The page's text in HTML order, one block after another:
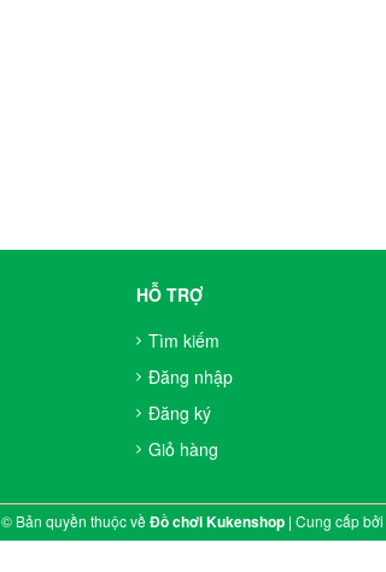
HỖ TRỢ
Tìm kiếm
Đăng nhập
Đăng ký
Giỏ hàng
© Bản quyền thuộc vềĐồ chơi Kukenshop| Cung cấp bởi